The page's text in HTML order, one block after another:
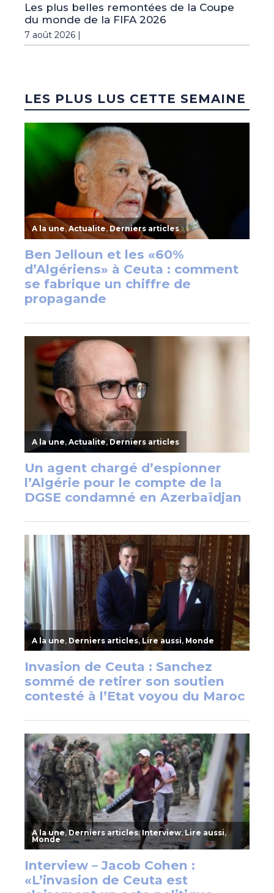
Les plus belles remontées de la Coupe
du monde de la FIFA 2026
7 août 2026 |
LES PLUS LUS CETTE SEMAINE